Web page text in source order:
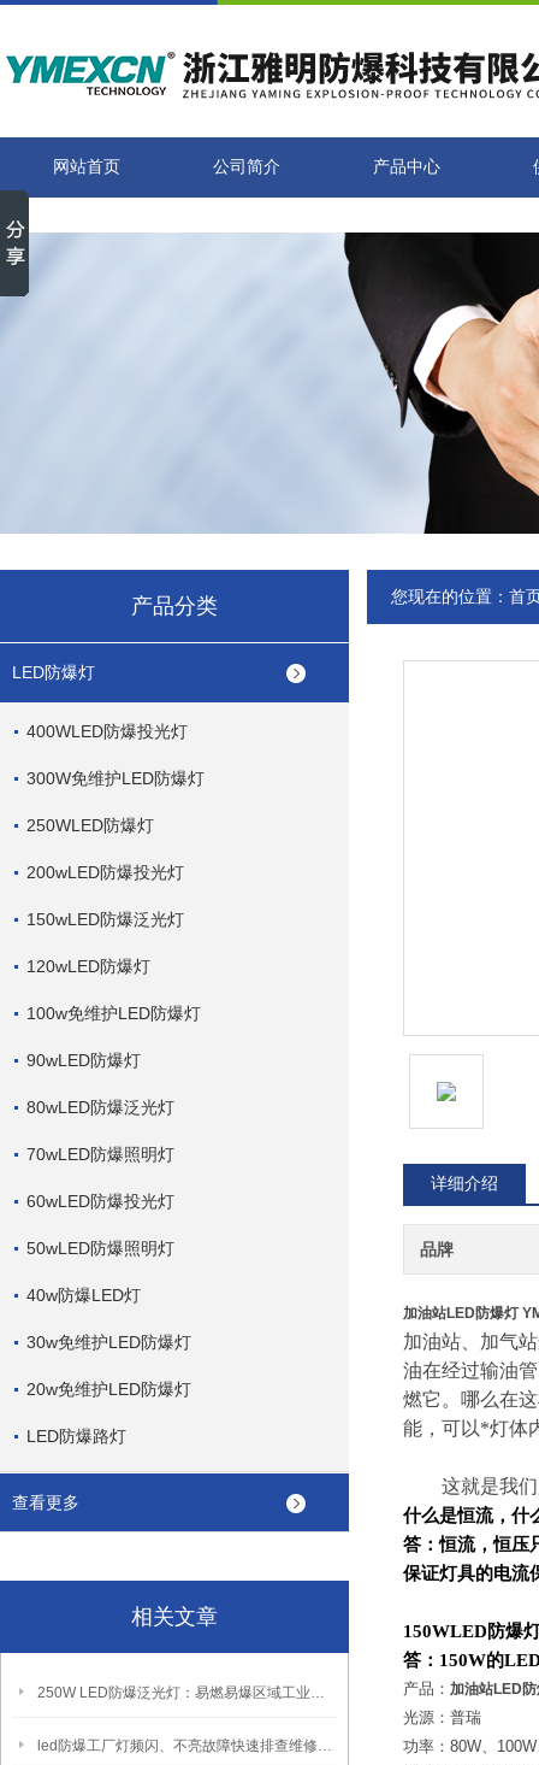
网站首页 公司简介 产品中心
产品分类
LED防爆灯
400WLED防爆投光灯
300W免维护LED防爆灯
250WLED防爆灯
200wLED防爆投光灯
150wLED防爆泛光灯
120wLED防爆灯
100w免维护LED防爆灯
90wLED防爆灯
80wLED防爆泛光灯
70wLED防爆照明灯
60wLED防爆投光灯
50wLED防爆照明灯
40w防爆LED灯
30w免维护LED防爆灯
20w免维护LED防爆灯
LED防爆路灯
查看更多
相关文章
250W LED防爆泛光灯：易燃易爆区域工业固定照明装置
led防爆工厂灯频闪、不亮故障快速排查维修方法
您现在的位置： 首
详细介绍
品牌
加油站LED防爆灯
加油站、加气
油在经过输油
燃它。哪么在
能，可以*灯体
这就是我们
什么是恒流，什
答：恒流，恒压
保证灯具的电流
150WLED防爆
答：150W的
产品： 加油站LED
光源：普瑞
功率：80W、